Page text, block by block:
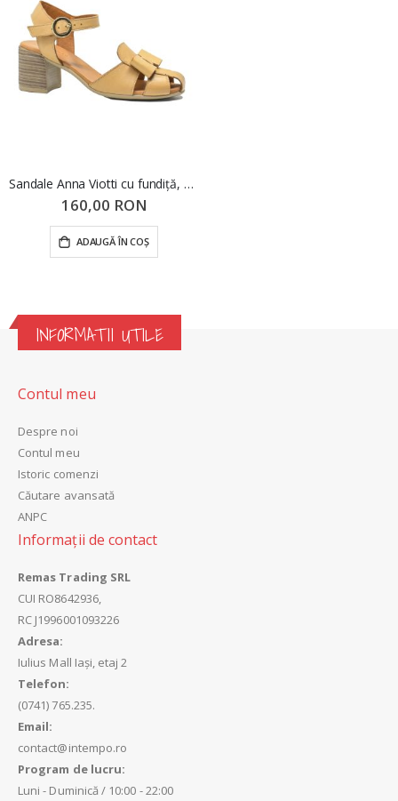
Sandale Anna Viotti cu fundiță, bej din piele naturală GOR3040
160,00 RON
ADAUGĂ ÎN COȘ
INFORMATII UTILE
Contul meu
Despre noi
Contul meu
Istoric comenzi
Căutare avansată
ANPC
Informații de contact
Remas Trading SRL
CUI RO8642936,
RC J1996001093226
Adresa:
Iulius Mall Iași, etaj 2
Telefon:
(0741) 765.235.
Email:
contact@intempo.ro
Program de lucru:
Luni - Duminică / 10:00 - 22:00